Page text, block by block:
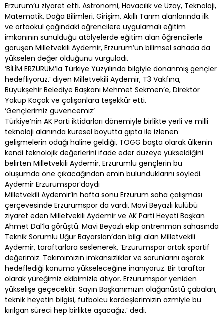
Erzurum’u ziyaret etti. Astronomi, Havacılık ve Uzay, Teknoloji,
Matematik, Doğa Bilimleri, Girişim, Akıllı Tarım alanlarında ilk
ve ortaokul çağındaki öğrencilere uygulamalı eğitim
imkanının sunulduğu atölyelerde eğitim alan öğrencilerle
görüşen Milletvekili Aydemir, Erzurum’un bilimsel sahada da
yükselen değer olduğunu vurguladı.
‘BİLİM ERZURUM’la Türkiye Yüzyılında bilgiyle donanmış gençler
hedefliyoruz.’ diyen Milletvekili Aydemir, T3 Vakfına,
Büyükşehir Belediye Başkanı Mehmet Sekmen’e, Direktör
Yakup Koçak ve çalışanlara teşekkür etti.
‘Gençlerimiz güvencemiz’
Türkiye’nin AK Parti iktidarları dönemiyle birlikte yerli ve milli
teknoloji alanında küresel boyutta gıpta ile izlenen
gelişmelerin odağı haline geldiği, TOGG başta olarak ülkenin
kendi teknolojik değerlerini ifade eder düzeye yükseldiğini
belirten Milletvekili Aydemir, Erzurumlu gençlerin bu
oluşumda öne çıkacağından emin bulunduklarını söyledi.
Aydemir Erzurumspor’daydı
Milletvekili Aydemir’in hafta sonu Erzurum saha çalışması
çerçevesinde Erzurumspor da vardı. Mavi Beyazlı kulübü
ziyaret eden Milletvekili Aydemir ve AK Parti Heyeti Başkan
Ahmet Dal’la görüştü. Mavi Beyazlı ekip antrenman sahasında
Teknik Sorumlu Uğur Bayarslan’dan bilgi alan Milletvekili
Aydemir, taraftarlara seslenerek, ‘Erzurumspor ortak sportif
değerimiz. Takımımızın imkansızlıklar ve sorunlarını aşarak
hedeflediği konuma yükseleceğine inanıyoruz. Bir taraftar
olarak yüreğimiz ekibimizle atıyor. Erzurumspor yeniden
yükselişe geçecektir. Sayın Başkanımızın olağanüstü çabaları,
teknik heyetin bilgisi, futbolcu kardeşlerimizin azmiyle bu
kırılgan süreci hep birlikte aşacağız.’ dedi.